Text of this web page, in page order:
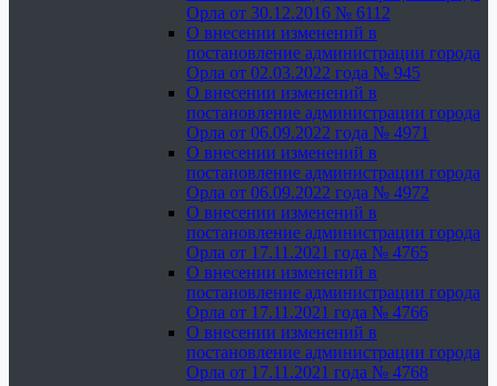
Орла от 30.12.2016 № 6112
О внесении изменений в
постановление администрации города
Орла от 02.03.2022 года № 945
О внесении изменений в
постановление администрации города
Орла от 06.09.2022 года № 4971
О внесении изменений в
постановление администрации города
Орла от 06.09.2022 года № 4972
О внесении изменений в
постановление администрации города
Орла от 17.11.2021 года № 4765
О внесении изменений в
постановление администрации города
Орла от 17.11.2021 года № 4766
О внесении изменений в
постановление администрации города
Орла от 17.11.2021 года № 4768